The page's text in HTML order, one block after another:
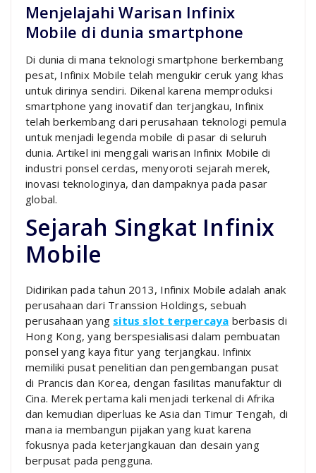
Menjelajahi Warisan Infinix
Mobile di dunia smartphone
Di dunia di mana teknologi smartphone berkembang
pesat, Infinix Mobile telah mengukir ceruk yang khas
untuk dirinya sendiri. Dikenal karena memproduksi
smartphone yang inovatif dan terjangkau, Infinix
telah berkembang dari perusahaan teknologi pemula
untuk menjadi legenda mobile di pasar di seluruh
dunia. Artikel ini menggali warisan Infinix Mobile di
industri ponsel cerdas, menyoroti sejarah merek,
inovasi teknologinya, dan dampaknya pada pasar
global.
Sejarah Singkat Infinix
Mobile
Didirikan pada tahun 2013, Infinix Mobile adalah anak
perusahaan dari Transsion Holdings, sebuah
perusahaan yang situs slot terpercaya berbasis di
Hong Kong, yang berspesialisasi dalam pembuatan
ponsel yang kaya fitur yang terjangkau. Infinix
memiliki pusat penelitian dan pengembangan pusat
di Prancis dan Korea, dengan fasilitas manufaktur di
Cina. Merek pertama kali menjadi terkenal di Afrika
dan kemudian diperluas ke Asia dan Timur Tengah, di
mana ia membangun pijakan yang kuat karena
fokusnya pada keterjangkauan dan desain yang
berpusat pada pengguna.